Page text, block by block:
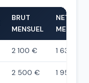
BRUT
MENSUEL
NET
MENSUEL
2 100 € 1 638 €
2 500 € 1 950 €